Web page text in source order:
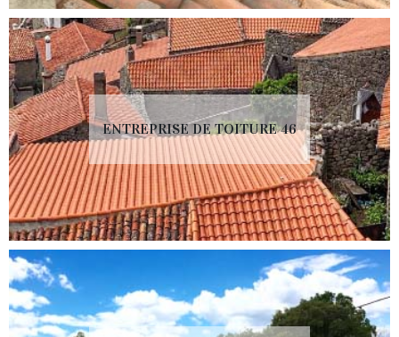
ENTREPRISE DE TOITURE 46